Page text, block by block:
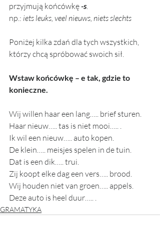
przyjmują końcówkę -s.
np.: iets leuks, veel nieuws, niets slechts
Poniżej kilka zdań dla tych wszystkich,
którzy chcą spróbować swoich sił.
Wstaw końcówkę – e tak, gdzie to
konieczne.
Wij willen haar een lang….. brief sturen.
Haar nieuw….. tas is niet mooi….. .
Ik wil een nieuw….. auto kopen.
De klein….. meisjes spelen in de tuin.
Dat is een dik….. trui.
Zij koopt elke dag een vers….. brood.
Wij houden niet van groen….. appels.
Deze auto is heel duur….. .
GRAMATYKA